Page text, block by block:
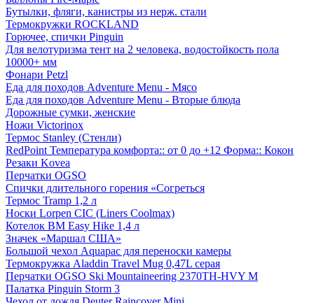
Бутылки, фляги, канистры из нерж. стали
Термокружки ROCKLAND
Горючее, спички Pinguin
Для велотуризма тент на 2 человека, водостойкость пола
10000+ мм
Фонари Petzl
Еда для походов Adventure Menu - Мясо
Еда для походов Adventure Menu - Вторые блюда
Дорожные сумки, женские
Ножи Victorinox
Термос Stanley (Стенли)
RedPoint Температура комфорта:: от 0 до +12 Форма:: Кокон
Резаки Kovea
Перчатки OGSO
Спички длительного горения «Согреться
Термос Tramp 1,2 л
Носки Lorpen CIC (Liners Coolmax)
Котелок BM Easy Hike 1,4 л
Значек «Маршал США»
Большой чехол Aquapac для переноски камеры
Термокружка Aladdin Travel Mug 0,47L серая
Перчатки OGSO Ski Mountaineering 2370TH-HVY M
Палатка Pinguin Storm 3